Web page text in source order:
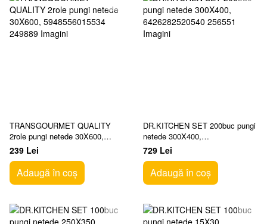
TRANSGOURMET QUALITY
2role pungi netede 30X600,
5948556015534
239 Lei
Adaugă în coș
DR.KITCHEN SET 200buc pungi
netede 300X400,
6426282520540
729 Lei
Adaugă în coș